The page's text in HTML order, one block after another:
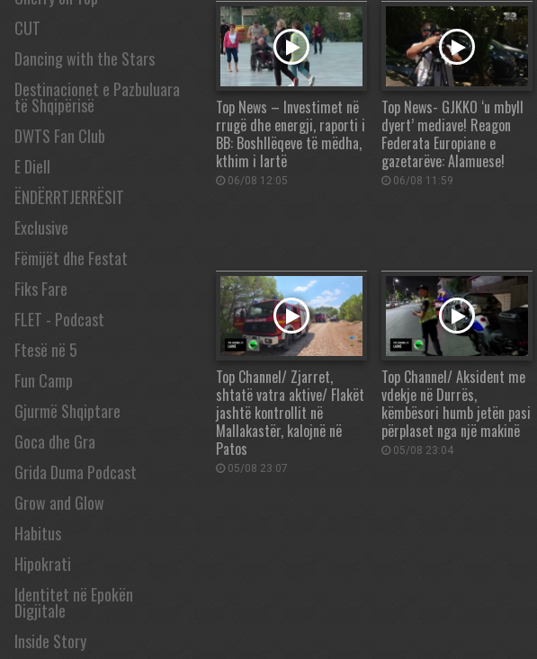
CUT
Dancing with the Stars
Destinacionet e Pazbuluara
të Shqipërisë
DWTS Fan Club
E Diell
ËNDËRRTJERRËSIT
Exclusive
Fëmijët dhe Festat
Fiks Fare
FLET - Podcast
Ftesë në 5
Fun Camp
Gjurmë Shqiptare
Goca dhe Gra
Grida Duma Podcast
Grow and Glow
Habitus
Hipokrati
Identitet në Epokën
Digjitale
Inside Story
Top News – Investimet në
rrugë dhe energji, raporti i
BB: Boshllëqeve të mëdha,
kthim i lartë
06/08 12:05
Top News- GJKKO ‘u mbyll
dyert’ mediave! Reagon
Federata Europiane e
gazetarëve: Alamuese!
06/08 11:59
Top Channel/ Zjarret,
shtatë vatra aktive/ Flakët
jashtë kontrollit në
Mallakastër, kalojnë në
Patos
05/08 23:07
Top Channel/ Aksident me
vdekje në Durrës,
këmbësori humb jetën pasi
përplaset nga një makinë
05/08 23:04